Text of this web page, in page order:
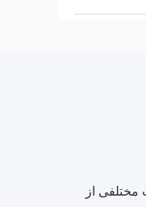
مختلفی از